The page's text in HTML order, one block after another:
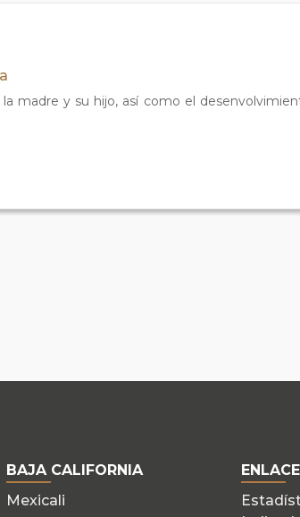
madre y su hijo, así como el
BAJA CALIFORNIA
Mexicali